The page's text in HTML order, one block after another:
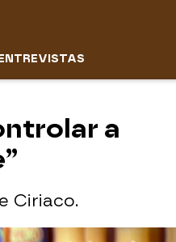
a
Ciriaco.